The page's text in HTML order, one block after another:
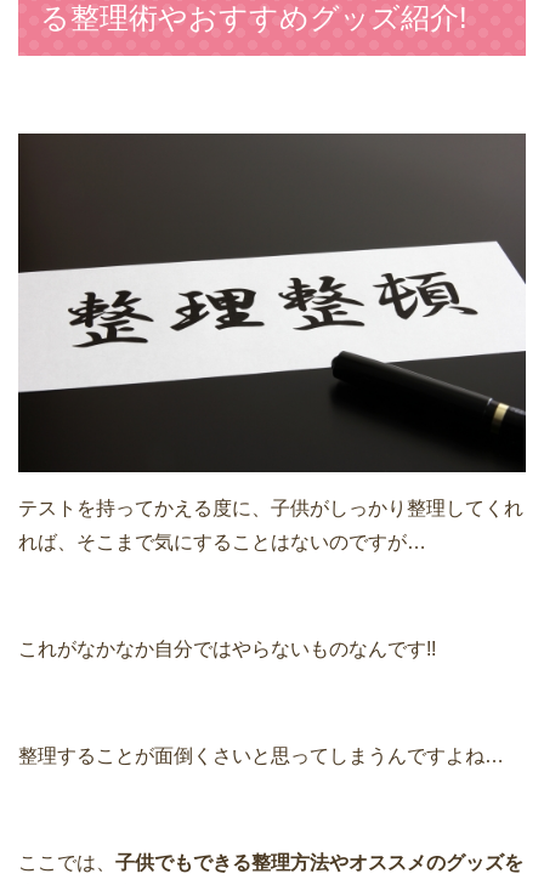
る整理術やおすすめグッズ紹介!
テストを持ってかえる度に、子供がしっかり整理してくれ
れば、そこまで気にすることはないのですが…
これがなかなか自分ではやらないものなんです!!
整理することが面倒くさいと思ってしまうんですよね…
ここでは、 子供でもできる整理方法やオススメのグッズを